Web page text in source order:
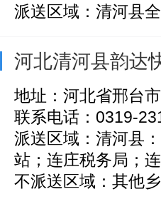
派送区域：清河县
河北清河县韵达
地址：河北省邢台
联系电话：0319-
派送区域：清河县
站；连庄税务局；
不派送区域：其他